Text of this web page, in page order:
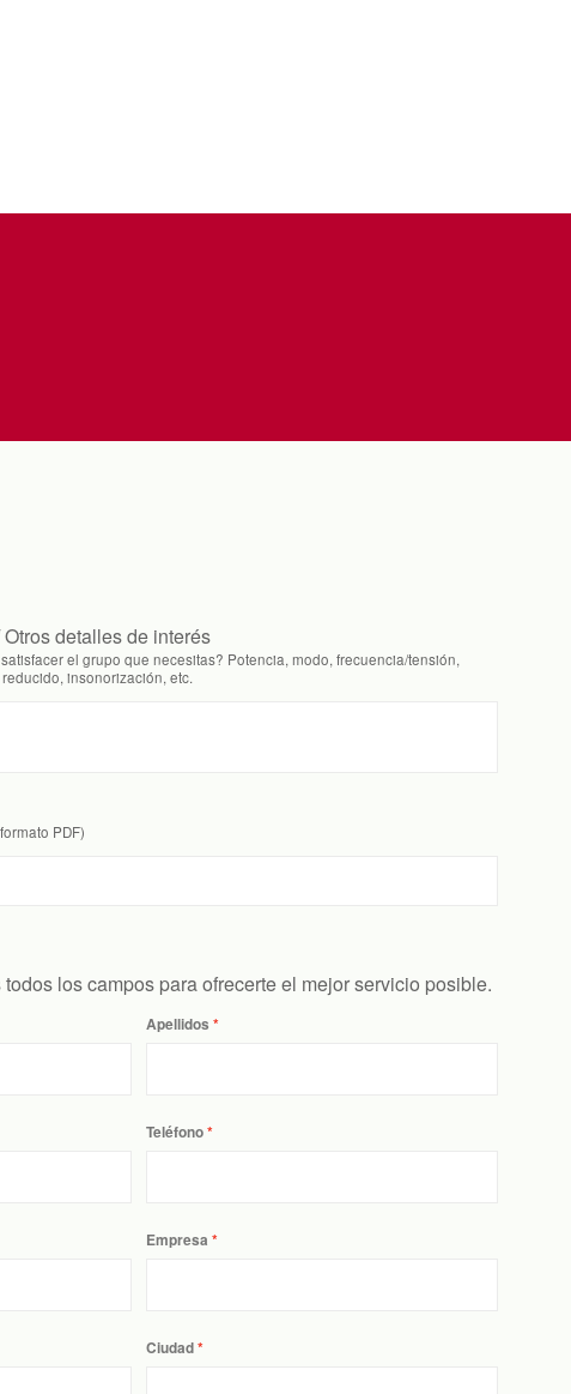
detalles de interés
el grupo que necesitas? Potencia, modo, frecuencia/tensión,
insonorización, etc.
PDF)
los campos para ofrecerte el mejor servicio posible.
Apellidos
Teléfono
Empresa
Ciudad